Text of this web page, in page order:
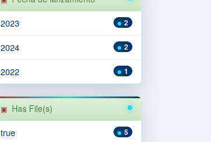
2
2023
2
2024
1
2022
Has File(s)
5
true